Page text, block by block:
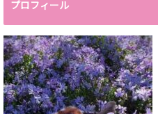
プロフィール